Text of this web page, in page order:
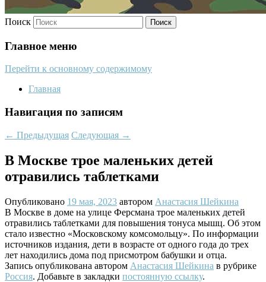
Поиск
Главное меню
Перейти к основному содержимому
Главная
Навигация по записям
← Предыдущая Следующая →
В Москве трое маленьких детей
отравились таблетками
Опубликовано 19 мая, 2023 автором Анастасия Шейкина
В Москве в доме на улице Ферсмана трое маленьких детей
отравились таблетками для повышения тонуса мышц. Об этом
стало известно «Московскому комсомольцу». По информации
источников издания, дети в возрасте от одного года до трех
лет находились дома под присмотром бабушки и отца.
Запись опубликована автором Анастасия Шейкина в рубрике
Россия. Добавьте в закладки постоянную ссылку.